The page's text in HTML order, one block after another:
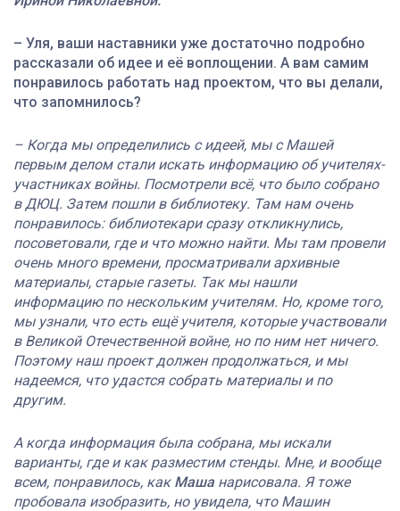
– Уля, ваши наставники уже достаточно подробно
рассказали об идее и её воплощении. А вам самим
понравилось работать над проектом, что вы делали,
что запомнилось?
– Когда мы определились с идеей, мы с Машей
первым делом стали искать информацию об учителях-
участниках войны. Посмотрели всё, что было собрано
в ДЮЦ. Затем пошли в библиотеку. Там нам очень
понравилось: библиотекари сразу откликнулись,
посоветовали, где и что можно найти. Мы там провели
очень много времени, просматривали архивные
материалы, старые газеты. Так мы нашли
информацию по нескольким учителям. Но, кроме того,
мы узнали, что есть ещё учителя, которые участвовали
в Великой Отечественной войне, но по ним нет ничего.
Поэтому наш проект должен продолжаться, и мы
надеемся, что удастся собрать материалы и по
другим.
А когда информация была собрана, мы искали
варианты, где и как разместим стенды. Мне, и вообще
всем, понравилось, как Маша нарисовала. Я тоже
пробовала изобразить, но увидела, что Машин